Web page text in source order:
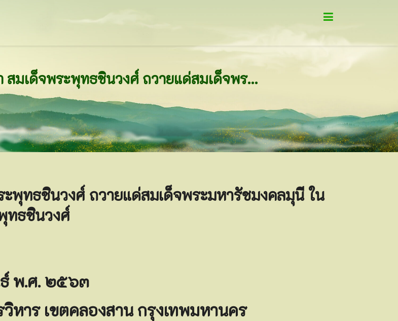
กิจกรรมมอบหัวใจทองคำ สมเด็จพระพุทธชินวงศ์ ถวายแด่สมเด็จพระมหารัชมงคลมุนี ในพิธีเททองหล่อรูปเหมือนสมเด็จพระพุทธชินวงศ์
พุทธชินวงศ์ ถวายแด่สมเด็จพระมหารัชมงคลมุนี ใน
ทธชินวงศ์
พ.ศ. ๒๕๖๓
หาร เขตคลองสาน กรุงเทพมหานคร